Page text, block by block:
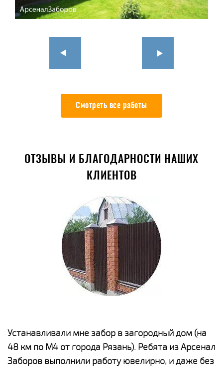
Смотреть все работы
ОТЗЫВЫ И БЛАГОДАРНОСТИ НАШИХ
КЛИЕНТОВ
Устанавливали мне забор в загородный дом (на
48 км по М4 от города Рязань). Ребята из Арсенал
Заборов выполнили работу ювелирно, и даже без